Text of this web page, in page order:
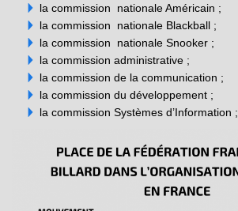
la commission nationale Américain ;
la commission nationale Blackball ;
la commission nationale Snooker ;
la commission administrative ;
la commission de la communication ;
la commission du développement ;
la commission Systèmes d’Information ;